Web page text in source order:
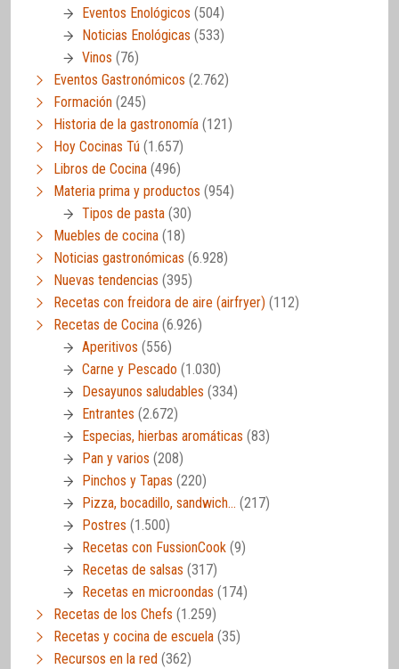
Eventos Enológicos (504)
Noticias Enológicas (533)
Vinos (76)
Eventos Gastronómicos (2.762)
Formación (245)
Historia de la gastronomía (121)
Hoy Cocinas Tú (1.657)
Libros de Cocina (496)
Materia prima y productos (954)
Tipos de pasta (30)
Muebles de cocina (18)
Noticias gastronómicas (6.928)
Nuevas tendencias (395)
Recetas con freidora de aire (airfryer) (112)
Recetas de Cocina (6.926)
Aperitivos (556)
Carne y Pescado (1.030)
Desayunos saludables (334)
Entrantes (2.672)
Especias, hierbas aromáticas (83)
Pan y varios (208)
Pinchos y Tapas (220)
Pizza, bocadillo, sandwich… (217)
Postres (1.500)
Recetas con FussionCook (9)
Recetas de salsas (317)
Recetas en microondas (174)
Recetas de los Chefs (1.259)
Recetas y cocina de escuela (35)
Recursos en la red (362)